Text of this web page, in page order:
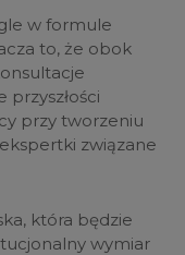
w formule
to, że obok
przyszłości
przy tworzeniu
związane
która będzie
wymiar